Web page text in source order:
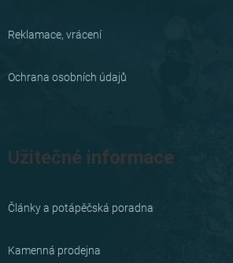
Reklamace, vrácení
Ochrana osobních údajů
Užitečné informace
Články a potápěčská poradna
Kamenná prodejna